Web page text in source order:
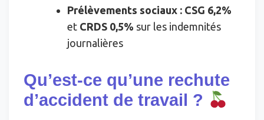
Prélèvements sociaux : CSG 6,2%
et CRDS 0,5% sur les indemnités
journalières
Qu’est-ce qu’une rechute
d’accident de travail ?